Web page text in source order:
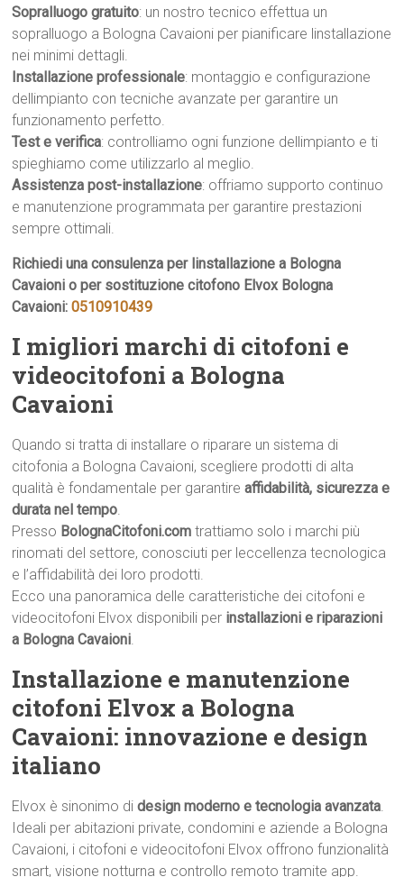
Sopralluogo gratuito: un nostro tecnico effettua un
sopralluogo a Bologna Cavaioni per pianificare linstallazione
nei minimi dettagli.
Installazione professionale: montaggio e configurazione
dellimpianto con tecniche avanzate per garantire un
funzionamento perfetto.
Test e verifica: controlliamo ogni funzione dellimpianto e ti
spieghiamo come utilizzarlo al meglio.
Assistenza post-installazione: offriamo supporto continuo
e manutenzione programmata per garantire prestazioni
sempre ottimali.
Richiedi una consulenza per linstallazione a Bologna
Cavaioni o per sostituzione citofono Elvox Bologna
Cavaioni: 0510910439
I migliori marchi di citofoni e
videocitofoni a Bologna
Cavaioni
Quando si tratta di installare o riparare un sistema di
citofonia a Bologna Cavaioni, scegliere prodotti di alta
qualità è fondamentale per garantireaffidabilità, sicurezza e
durata nel tempo.
Presso BolognaCitofoni.com trattiamo solo i marchi più
rinomati del settore, conosciuti per leccellenza tecnologica
e l’affidabilità dei loro prodotti.
Ecco una panoramica delle caratteristiche dei citofoni e
videocitofoni Elvox disponibili per installazioni e riparazioni
a Bologna Cavaioni.
Installazione e manutenzione
citofoni Elvox a Bologna
Cavaioni: innovazione e design
italiano
Elvox è sinonimo didesign moderno e tecnologia avanzata.
Ideali per abitazioni private, condomini e aziende a Bologna
Cavaioni, i citofoni e videocitofoni Elvox offrono funzionalità
smart, visione notturna e controllo remoto tramite app.